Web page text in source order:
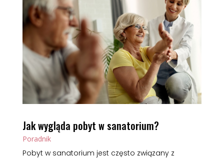
Jak wygląda pobyt w sanatorium?
Poradnik
Pobyt w sanatorium jest często związany z